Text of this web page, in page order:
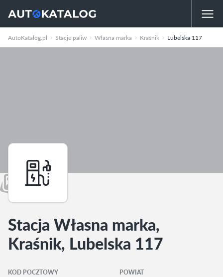
AutoKatalog.pl Stacje paliw Własna marka Kraśnik Lubelska 117
Stacja Własna marka,
Kraśnik, Lubelska 117
KOD POCZTOWY POWIAT